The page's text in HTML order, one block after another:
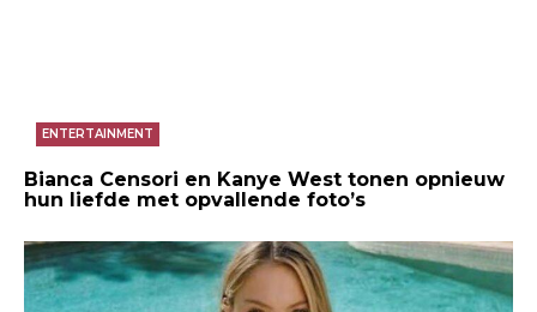
ENTERTAINMENT
Bianca Censori en Kanye West tonen opnieuw
hun liefde met opvallende foto’s